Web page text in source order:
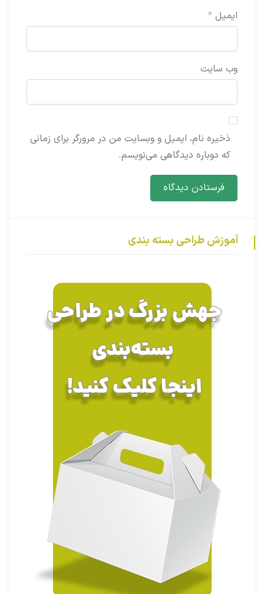
ایمیل *
وب‌ سایت
ذخیره نام، ایمیل و وبسایت من در مرورگر برای زمانی
که دوباره دیدگاهی می‌نویسم.
آموزش طراحی بسته بندی